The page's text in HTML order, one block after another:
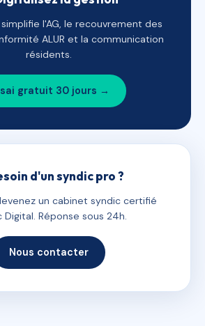
l'AG, le recouvrement des
ALUR et la communication
résidents.
gratuit 30 jours →
d'un syndic pro ?
un cabinet syndic certifié
Digital. Réponse sous 24h.
Nous contacter